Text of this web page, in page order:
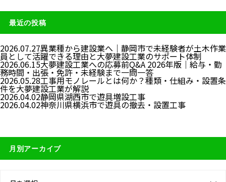
最近の投稿
2026.07.27異業種から建設業へ｜静岡市で未経験者が土木作業
員として活躍できる理由と大夢建設工業のサポート体制
2026.06.15大夢建設工業への応募前Q&A 2026年版｜給与・勤
務時間・出張・免許・未経験まで一問一答
2026.05.28工事用モノレールとは何か？種類・仕組み・設置条
件を大夢建設工業が解説
2026.04.02静岡県湖西市で遊具増設工事
2026.04.02神奈川県横浜市で遊具の撤去・設置工事
月別アーカイブ